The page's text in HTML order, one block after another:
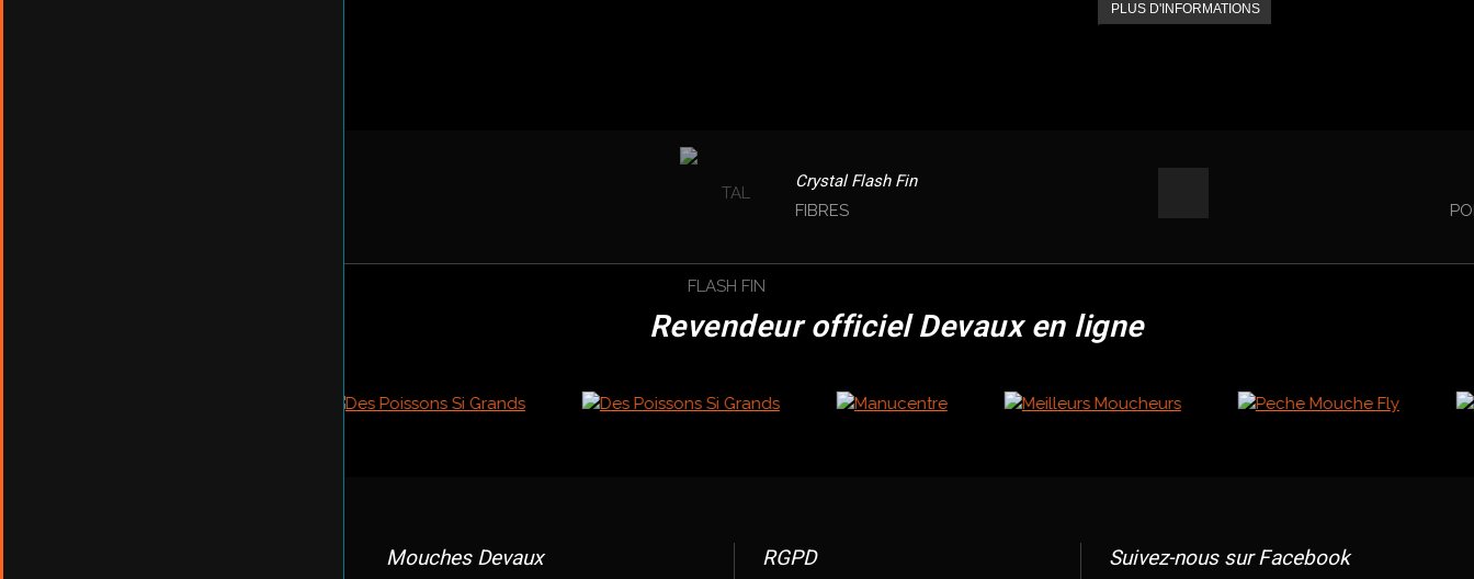
PLUS D'INFORMATIONS
Crystal Flash Fin
FIBRES
Revendeur officiel Devaux en ligne
Mouches Devaux RGPD Suivez-nous sur Facebook